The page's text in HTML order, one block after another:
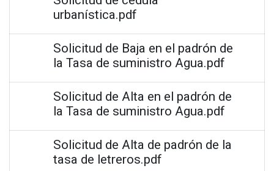
urbanística.pdf
Solicitud de Baja en el padrón de
la Tasa de suministro Agua.pdf
Solicitud de Alta en el padrón de
la Tasa de suministro Agua.pdf
Solicitud de Alta de padrón de la
tasa de letreros.pdf